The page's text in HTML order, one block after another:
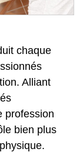
chaque
Alliant
profession
bien plus